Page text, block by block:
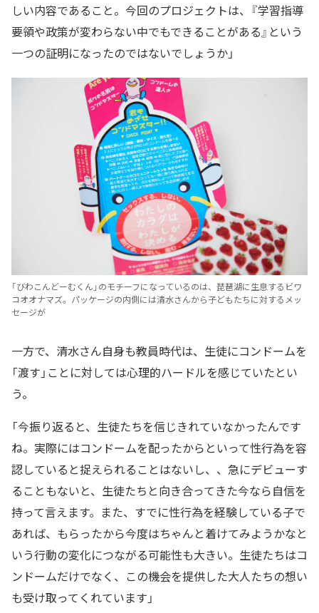
しい内容であること。今回のプロジェクトは、『学習指導
要領や政策が変わらない中でもできることがある』という
一つの証明になったのではないでしょうか」
「びわこんどーむくん」のモチーフになっているのは、琵琶湖に生息するビワ
コオオナマズ。パッケージの内側には清水さんから子どもたちに対するメッ
セージが
一方で、清水さん自身も教員時代は、生徒にコンドームを
「渡す」ことに対しては心理的ハードルを感じていたとい
う。
「今振り返ると、生徒たちを信じきれていなかったんです
ね。実際にはコンドームを配ったからといって性行為を容
認していると捉えられることはないし、、急にデビューす
ることもないと、生徒たちと向き合ってきた今なら自信を
持って言えます。また、すでに性行為を経験している子で
あれば、もらったから今度はちゃんと着けてみようかなと
いう行動の変化につながる可能性も大きい。生徒たちはコ
ンドームだけでなく、この機会を提供した大人たちの想い
も受け取ってくれています」